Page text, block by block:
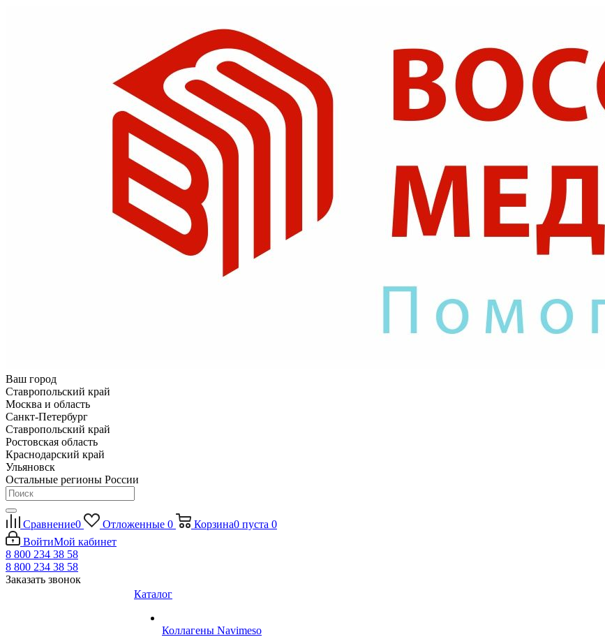
Ваш город
Ставропольский край
Москва и область
Санкт-Петербург
Ставропольский край
Ростовская область
Краснодарский край
Ульяновск
Остальные регионы России
Сравнение0 Отложенные 0 Корзина0 пуста 0
ВойтиМой кабинет
8 800 234 38 58
8 800 234 38 58
Заказать звонок
Каталог
Коллагены Navimeso